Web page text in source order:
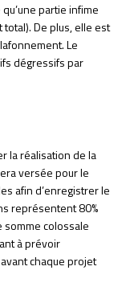
partie infime
De plus, elle est
Le
dégressifs par
la réalisation de la
versée pour le
afin d’enregistrer le
représentent 80%
colossale
à prévoir
chaque projet